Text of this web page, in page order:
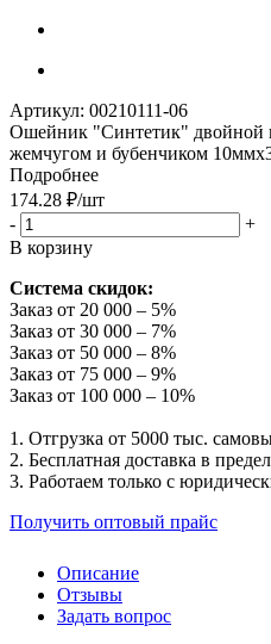
Артикул: 00210111-06
Ошейник "Синтетик" двойной
жемчугом и бубенчиком
Подробнее
174.28 ₽/шт
-
+
В корзину
Система скидок:
Заказ от 20 000 – 5%
Заказ от 30 000 – 7%
Заказ от 50 000 – 8%
Заказ от 75 000 – 9%
Заказ от 100 000 – 10%
1. Отгрузка от 5000 тыс.
2. Бесплатная доставка в
3. Работаем только с
Получить оптовый прайс
Описание
Отзывы
Задать вопрос